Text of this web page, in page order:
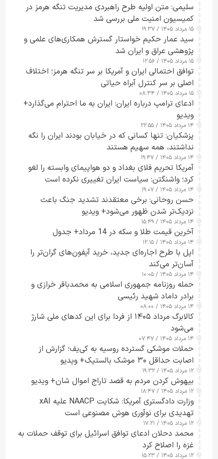
سلیمی: متن اولیه طرح راهبردی مدیریت تنگه هرمز در
کمیسیون امنیت ملی بررسی شد
۱۵ مرداد ۱۴۰۵ / ۱۹:۳۷
سید عمار حکیم خواستار گسترش همکاری‌های علمی و
پژوهشی عراق و ایران شد
۱۵ مرداد ۱۴۰۵ / ۱۲:۵۶
توافق احتمالی ایران و آمریکا بر سر تنگه هرمز؛ اختلاف
اصلی بر سر کنترل آبراه حیاتی
۱۵ مرداد ۱۴۰۵ / ۰۸:۳۴
ادعای ترامپ درباره ایران: ایران به ما احترام می‌گذارد+
ویدیو
۱۴ مرداد ۱۴۰۵ / ۲۲:۵۵
پزشکیان: تنها کسانی که در خیابان بودند ایران را نگه
نداشتند، همه سهیم هستند
۱۴ مرداد ۱۴۰۵ / ۱۹:۴۷
آمریکا تحریم فلای بغداد و دو هواپیمای وابسته را لغو
کرد؛ واشنگتن: سیاست ایران تغییری نکرده است
۱۴ مرداد ۱۴۰۵ / ۱۹:۰۷
حسن روحانی: برخی معتقدند تشدید جنگ باعث
نزدیک‌تر شدن ظهور می‌شود+ ویدیو
۱۴ مرداد ۱۴۰۵ / ۱۵:۴۹
آخرین قیمت طلا و سکه در 14 مرداد+ جدول
۱۴ مرداد ۱۴۰۵ / ۱۲:۱۵
اپل با طرح اجاره‌ای جدید، خرید آیفون‌های گران‌تر را
آسان‌تر می‌کند
۱۴ مرداد ۱۴۰۵ / ۱۰:۰۵
حمله روزنامه جمهوری اسلامی به محمدباقر خرازی و
برادر داماد شهید رئیسی
۱۴ مرداد ۱۴۰۵ / ۰۸:۰۰
کالابرگ مرداد ۱۴۰۵ از فردا برای این کدهای ملی شارژ
می‌شود
۱۴ مرداد ۱۴۰۵ / ۰۷:۴۷
حملات موشکی گسترده روسیه به کی‌یف؛ گزارش از
اصابت حداقل ۳۰ موشک بالستیک+ ویدیو
۱۲ مرداد ۱۴۰۵ / ۱۹:۳۲
بیهوش کردن مردم به قصد تاراج اموال شان+ ویدیو
۱۲ مرداد ۱۴۰۵ / ۱۸:۴۷
وزارت دادگستری آمریکا: شکایت NAACP علیه xAI
تهدیدی برای نوآوری هوش مصنوعی است
۱۲ مرداد ۱۴۰۵ / ۱۷:۲۱
محمد دحلان ادعای توافق اسرائیل برای توقف حملات به
غزه را اصلاح کرد
۱۲ مرداد ۱۴۰۵ / ۱۵:۲۳